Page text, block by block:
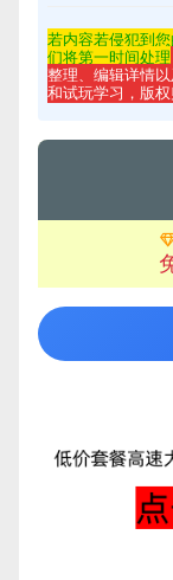
若内容若侵犯到
们将第一时间处理
整理、编辑详情
和试玩学习，版权